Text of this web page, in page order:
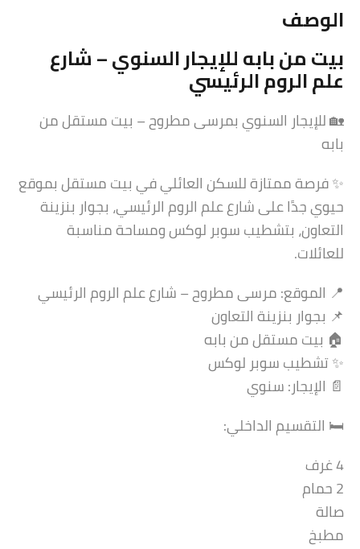
الوصف
بيت من بابه للإيجار السنوي – شارع
علم الروم الرئيسي
🏡 للإيجار السنوي بمرسى مطروح – بيت مستقل من
بابه
✨ فرصة ممتازة للسكن العائلي في بيت مستقل بموقع
حيوي جدًا على شارع علم الروم الرئيسي، بجوار بنزينة
التعاون، بتشطيب سوبر لوكس ومساحة مناسبة
للعائلات.
📍 الموقع: مرسى مطروح – شارع علم الروم الرئيسي
📌 بجوار بنزينة التعاون
🏠 بيت مستقل من بابه
✨ تشطيب سوبر لوكس
📄 الإيجار: سنوي
🛏️ التقسيم الداخلي:
4 غرف
2 حمام
صالة
مطبخ